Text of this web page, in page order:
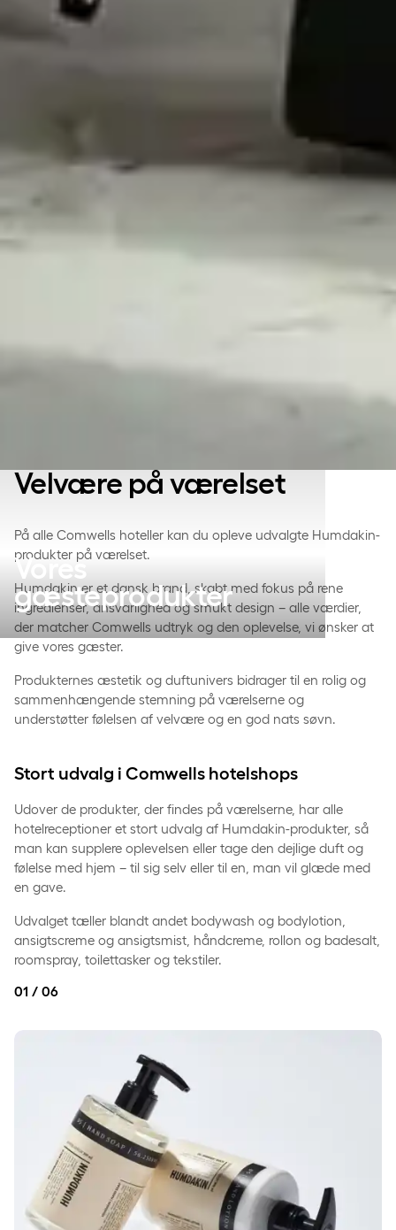
Vores
gæsteprodukter
Velvære på værelset
På alle Comwells hoteller kan du opleve udvalgte Humdakin-
produkter på værelset.
Humdakin er et dansk brand, skabt med fokus på rene
ingredienser, ansvarlighed og smukt design – alle værdier,
der matcher Comwells udtryk og den oplevelse, vi ønsker at
give vores gæster.
Produkternes æstetik og duftunivers bidrager til en rolig og
sammenhængende stemning på værelserne og
understøtter følelsen af velvære og en god nats søvn.
Stort udvalg i Comwells hotelshops
Udover de produkter, der findes på værelserne, har alle
hotelreceptioner et stort udvalg af Humdakin-produkter, så
man kan supplere oplevelsen eller tage den dejlige duft og
følelse med hjem – til sig selv eller til en, man vil glæde med
en gave.
Udvalget tæller blandt andet bodywash og bodylotion,
ansigtscreme og ansigtsmist, håndcreme, rollon og badesalt,
roomspray, toilettasker og tekstiler.
01 / 06